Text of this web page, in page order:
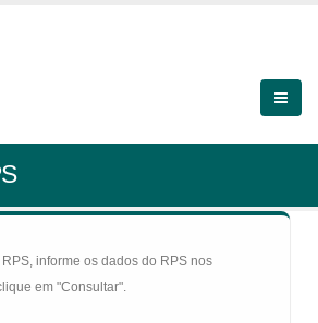
informe os dados do RPS nos
em "Consultar".